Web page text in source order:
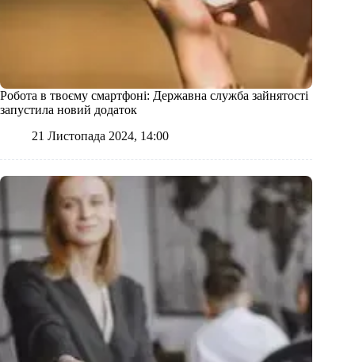
Робота в твоєму смартфоні: Державна служба зайнятості
запустила новий додаток
21 Листопада 2024, 14:00